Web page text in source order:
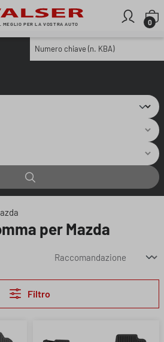
MEGLIO PER LA VOSTRA AUTO 0
Numero chiave (n. KBA)
per Mazda
Filtro